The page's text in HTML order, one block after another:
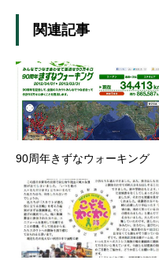
関連記事
90周年きずなウォーキング